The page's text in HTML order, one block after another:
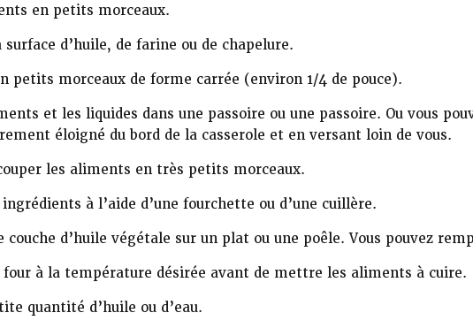
en petits morceaux.
d’huile, de farine ou de chapelure.
petits morceaux de forme carrée (environ 1/4 de pouce).
et les liquides dans une passoire ou une passoire. Ou vous
éloigné du bord de la casserole et en versant loin de vous.
les aliments en très petits morceaux.
à l’aide d’une fourchette ou d’une cuillère.
couche d’huile végétale sur un plat ou une poêle. Vous pouvez
à la température désirée avant de mettre les aliments à cuire.
quantité d’huile ou d’eau.